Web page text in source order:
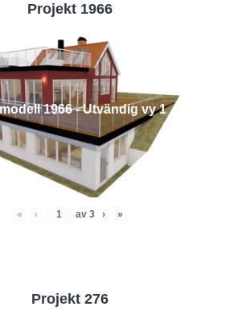
Projekt 1966
1966 - Utvändig vy 1
« ‹ av 3 › »
Projekt 276